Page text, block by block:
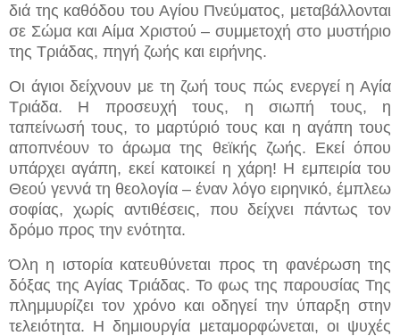
διά της καθόδου του Αγίου Πνεύματος, μεταβάλλονται
σε Σώμα και Αίμα Χριστού – συμμετοχή στο μυστήριο
της Τριάδας, πηγή ζωής και ειρήνης.
Οι άγιοι δείχνουν με τη ζωή τους πώς ενεργεί η Αγία
Τριάδα. Η προσευχή τους, η σιωπή τους, η
ταπείνωσή τους, το μαρτύριό τους και η αγάπη τους
αποπνέουν το άρωμα της θεϊκής ζωής. Εκεί όπου
υπάρχει αγάπη, εκεί κατοικεί η χάρη! Η εμπειρία του
Θεού γεννά τη θεολογία – έναν λόγο ειρηνικό, έμπλεω
σοφίας, χωρίς αντιθέσεις, που δείχνει πάντως τον
δρόμο προς την ενότητα.
Όλη η ιστορία κατευθύνεται προς τη φανέρωση της
δόξας της Αγίας Τριάδας. Το φως της παρουσίας Της
πλημμυρίζει τον χρόνο και οδηγεί την ύπαρξη στην
τελειότητα. Η δημιουργία μεταμορφώνεται, οι ψυχές